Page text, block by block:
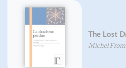
The Lost
Michel